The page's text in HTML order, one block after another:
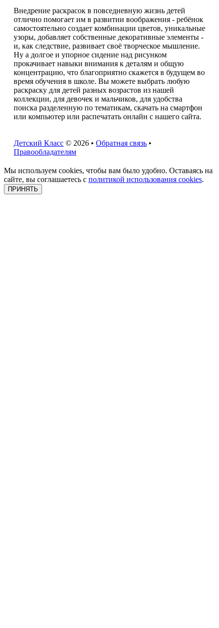
Внедрение раскрасок в повседневную жизнь детей
отлично помогает им в развитии воображения - ребёнок
самостоятельно создает комбинации цветов, уникальные
узоры, добавляет собственные декоративные элементы -
и, как следствие, развивает своё творческое мышление.
Ну а долгое и упорное сидение над рисунком
прокачивает навыки внимания к деталям и общую
концентрацию, что благоприятно скажется в будущем во
время обучения в школе. Вы можете выбрать любую
раскраску для детей разных возрастов из нашей
коллекции, для девочек и мальчиков, для удобства
поиска разделенную по тематикам, скачать на смартфон
или компьютер или распечатать онлайн с нашего сайта.
Детский Класс © 2026 • Обратная связь •
Правообладателям
Мы используем cookies, чтобы вам было удобно. Оставаясь на
сайте, вы соглашаетесь с политикой использования cookies.
ПРИНЯТЬ